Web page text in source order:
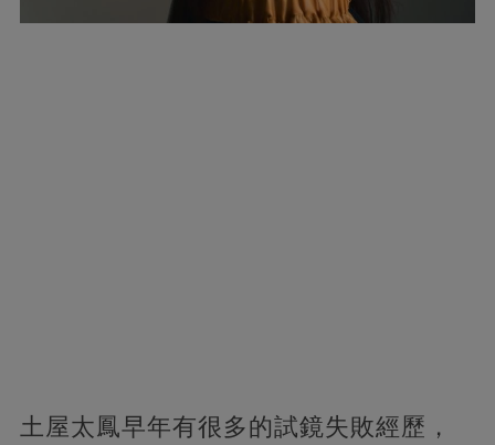
土屋太鳳早年有很多的試鏡失敗經歷，